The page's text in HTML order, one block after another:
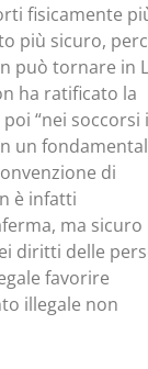
fisicamente
più sicuro,
può tornare in
ha ratificato la
“nei soccorsi
un
di
è infatti
ma sicuro
diritti delle
favorire
illegale non